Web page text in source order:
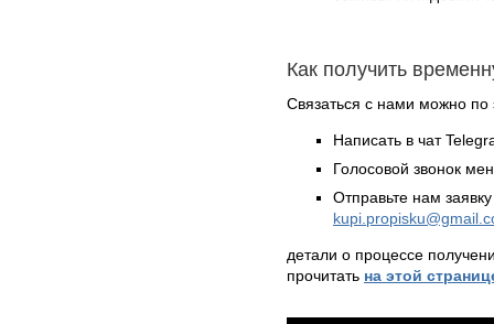
Как получить
Связаться с нами можно по
Написать в чат
Голосовой звонок
Отправьте нам
детали о процессе
прочитать на этой